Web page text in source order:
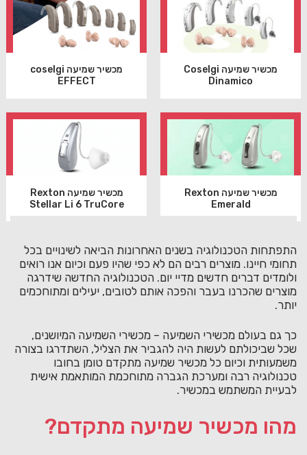
מכשיר שמיעה Coselgi
Dinamico
מכשיר שמיעה coselgi
EFFECT
מכשיר שמיעה Rexton
Emerald
מכשיר שמיעה Rexton
Stellar Li 6 TruCore
התפתחות הטכנולוגיה בשנים האחרונות הביאה לשינויים בכל
תחומי חיינו. מוצרים רבים הם לא כפי שהיו פעם וכיום אנו רואים
ולומדים דברים חדשים מדיי יום. הטכנולוגיה החדשה שידרגה
מוצרים שהכרנו בעבר והפכה אותם לטובים, יעילים ומתוחכמים
יותר.
כך גם בעולם מכשירי השמיעה – מכשירי השמיעה המיושנים,
שכל שביכולתם לעשות היה להגביר את הצליל, השתדרגו בצורה
משמעותית וכיום כל מכשיר שמיעה מתקדם טומן בחובו
טכנולוגיה רבה ומערכת הגברה מתוחכמת המותאמת אישית
לבעיית המשתמש במכשיר.
מהו מכשיר שמיעה מתקדם?